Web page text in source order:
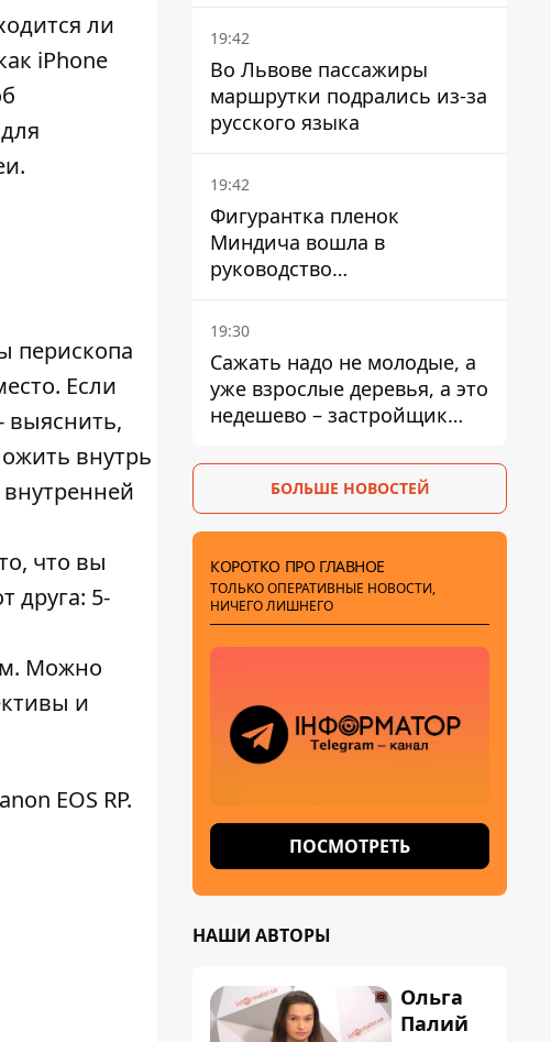
ли
iPhone
перископа
Если
выяснить,
внутрь
что вы
друга: 5-
Можно
и
EOS RP.
19:42
Во Львове пассажиры
маршрутки подрались из-за
русского языка
19:42
Фигурантка пленок
Миндича вошла в
руководство
стратегического
госпредприятия - работала
заместителем Галущенко
19:30
Сажать надо не молодые, а
уже взрослые деревья, а это
недешево – застройщик
БОЛЬШЕ НОВОСТЕЙ
КОРОТКО ПРО ГЛАВНОЕ
ТОЛЬКО ОПЕРАТИВНЫЕ НОВОСТИ,
НИЧЕГО ЛИШНЕГО
ПОСМОТРЕТЬ
НАШИ АВТОРЫ
Ольга
Палий